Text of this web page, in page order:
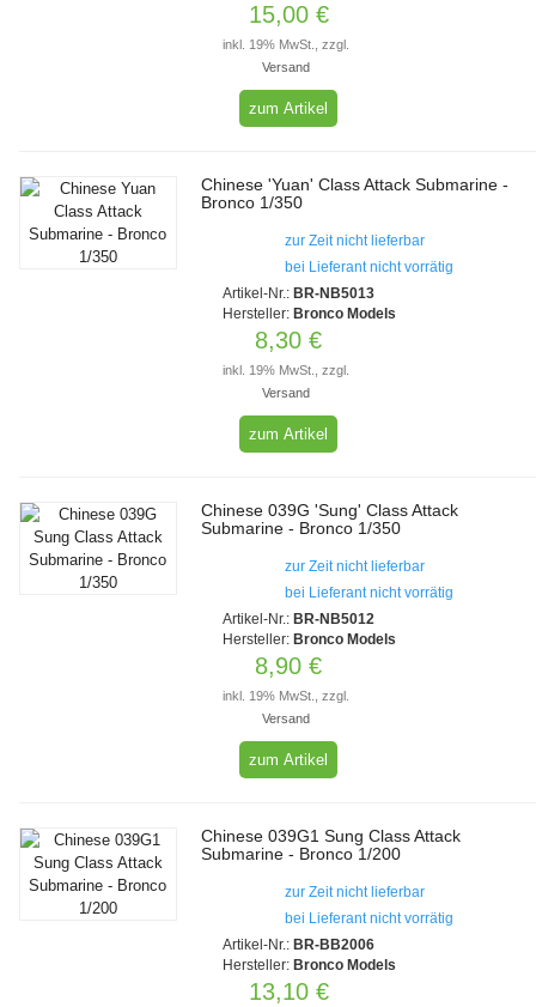
15,00 €
inkl. 19% MwSt., zzgl.
Versand
zum Artikel
Chinese 'Yuan' Class Attack Submarine -
Bronco 1/350
zur Zeit nicht lieferbar
bei Lieferant nicht vorrätig
Artikel-Nr.: BR-NB5013
Hersteller: Bronco Models
8,30 €
inkl. 19% MwSt., zzgl.
Versand
zum Artikel
Chinese 039G 'Sung' Class Attack
Submarine - Bronco 1/350
zur Zeit nicht lieferbar
bei Lieferant nicht vorrätig
Artikel-Nr.: BR-NB5012
Hersteller: Bronco Models
8,90 €
inkl. 19% MwSt., zzgl.
Versand
zum Artikel
Chinese 039G1 Sung Class Attack
Submarine - Bronco 1/200
zur Zeit nicht lieferbar
bei Lieferant nicht vorrätig
Artikel-Nr.: BR-BB2006
Hersteller: Bronco Models
13,10 €